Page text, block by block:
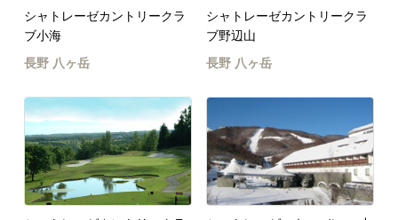
シャトレーゼカントリークラ
ブ小海
長野 八ヶ岳
シャトレーゼカントリークラ
ブ野辺山
長野 八ヶ岳